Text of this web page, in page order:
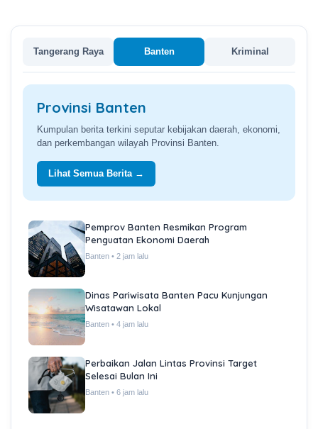
Tangerang Raya Banten Kriminal
Provinsi Banten
Kumpulan berita terkini seputar kebijakan daerah, ekonomi,
dan perkembangan wilayah Provinsi Banten.
Lihat Semua Berita →
Pemprov Banten Resmikan Program
Penguatan Ekonomi Daerah
Banten • 2 jam lalu
Dinas Pariwisata Banten Pacu Kunjungan
Wisatawan Lokal
Banten • 4 jam lalu
Perbaikan Jalan Lintas Provinsi Target
Selesai Bulan Ini
Banten • 6 jam lalu